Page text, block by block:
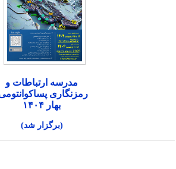
مدرسه ارتباطات و
رمزنگاری پساکوانتومی،
بهار ۱۴۰۴
(برگزار شد)